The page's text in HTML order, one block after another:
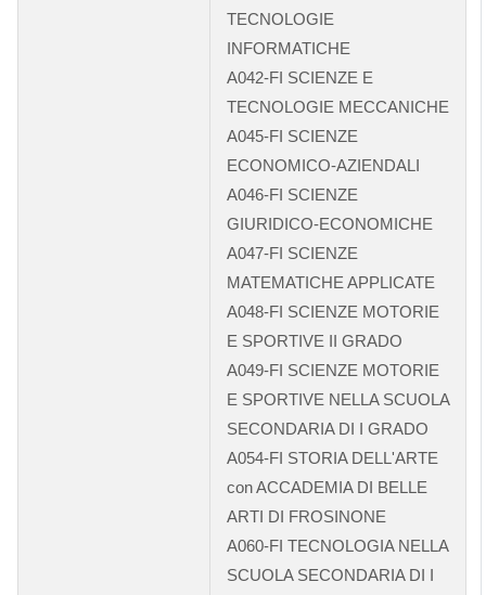
TECNOLOGIE
INFORMATICHE
A042-FI SCIENZE E
TECNOLOGIE MECCANICHE
A045-FI SCIENZE
ECONOMICO-AZIENDALI
A046-FI SCIENZE
GIURIDICO-ECONOMICHE
A047-FI SCIENZE
MATEMATICHE APPLICATE
A048-FI SCIENZE MOTORIE
E SPORTIVE II GRADO
A049-FI SCIENZE MOTORIE
E SPORTIVE NELLA SCUOLA
SECONDARIA DI I GRADO
A054-FI STORIA DELL'ARTE
con ACCADEMIA DI BELLE
ARTI DI FROSINONE
A060-FI TECNOLOGIA NELLA
SCUOLA SECONDARIA DI I